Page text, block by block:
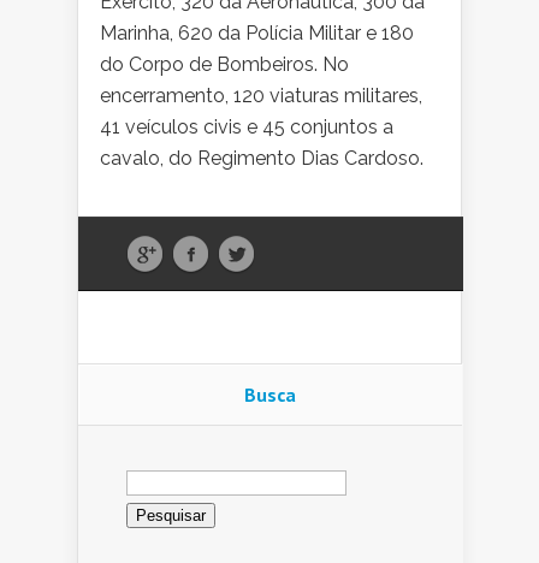
Marinha, 620 da Polícia Militar e 180
do Corpo de Bombeiros. No
encerramento, 120 viaturas militares,
41 veículos civis e 45 conjuntos a
cavalo, do Regimento Dias Cardoso.
Busca
Pesquisar
por: